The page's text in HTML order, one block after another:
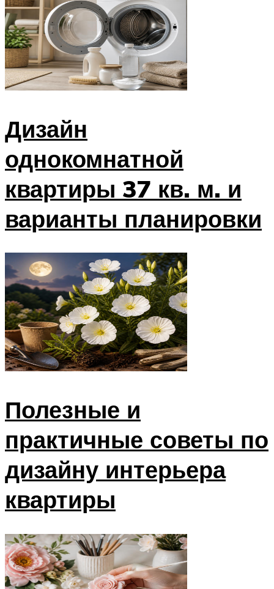
Дизайн
однокомнатной
квартиры 37 кв. м. и
варианты планировки
Полезные и
практичные советы по
дизайну интерьера
квартиры